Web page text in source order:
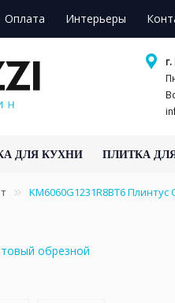
Оплата Интерьеры
ДЛЯ КУХНИ ПЛИТКА
KM6060G1231R8BT6